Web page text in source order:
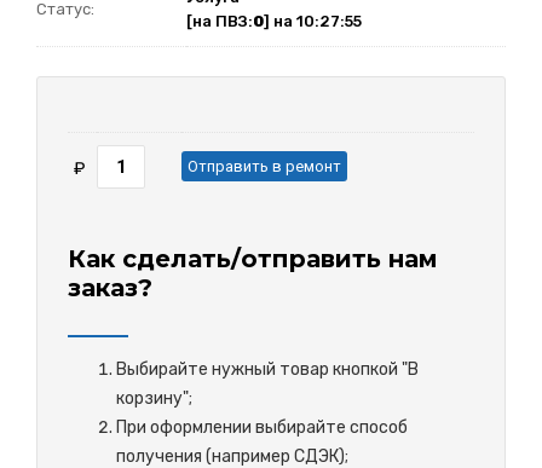
Статус:
[на ПВЗ:0] на 10:27:55
₽ Отправить в ремонт
Как сделать/отправить нам
заказ?
Выбирайте нужный товар кнопкой "В
корзину";
При оформлении выбирайте способ
получения (например СДЭК);